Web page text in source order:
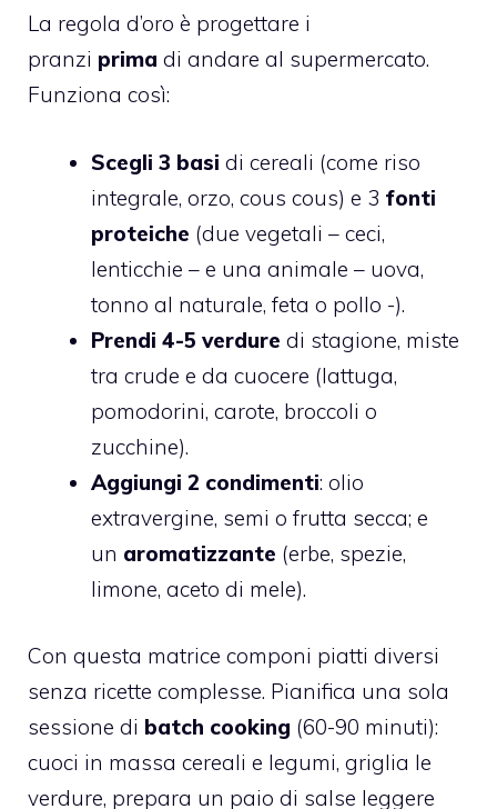
La regola d’oro è progettare i
pranzi prima di andare al supermercato.
Funziona così:
Scegli 3 basi di cereali (come riso
integrale, orzo, cous cous) e 3 fonti
proteiche (due vegetali – ceci,
lenticchie – e una animale – uova,
tonno al naturale, feta o pollo -).
Prendi 4-5 verdure di stagione, miste
tra crude e da cuocere (lattuga,
pomodorini, carote, broccoli o
zucchine).
Aggiungi 2 condimenti: olio
extravergine, semi o frutta secca; e
un aromatizzante (erbe, spezie,
limone, aceto di mele).
Con questa matrice componi piatti diversi
senza ricette complesse. Pianifica una sola
sessione di batch cooking (60-90 minuti):
cuoci in massa cereali e legumi, griglia le
verdure, prepara un paio di salse leggere